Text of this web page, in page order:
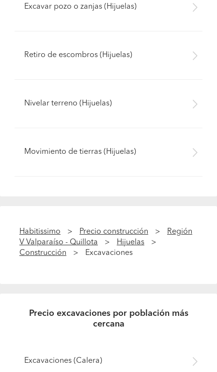
Excavar pozo o zanjas (Hijuelas)
Retiro de escombros (Hijuelas)
Nivelar terreno (Hijuelas)
Movimiento de tierras (Hijuelas)
Habitissimo Precio construcción
Región
V Valparaíso - Quillota
Hijuelas
Construcción
Excavaciones
Precio excavaciones por población más
cercana
Excavaciones (Calera)